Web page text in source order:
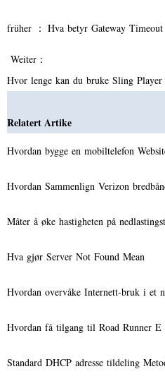
früher ： Hva betyr Gateway Timeout
Weiter：
Hvor lenge kan du bruke Sling
Relatert Artike
Hvordan bygge en mobiltelefon
Hvordan Sammenlign Verizon
Måter å øke hastigheten på
Hva gjør Server Not Found Mean
Hvordan overvåke Internett-bruk i et
Hvordan få tilgang til Road Runner E
Standard DHCP adresse tildeling